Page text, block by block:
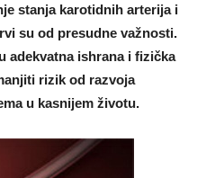
stanja karotidnih arterija i
su od presudne važnosti.
adekvatna ishrana i fizička
rizik od razvoja
u kasnijem životu.